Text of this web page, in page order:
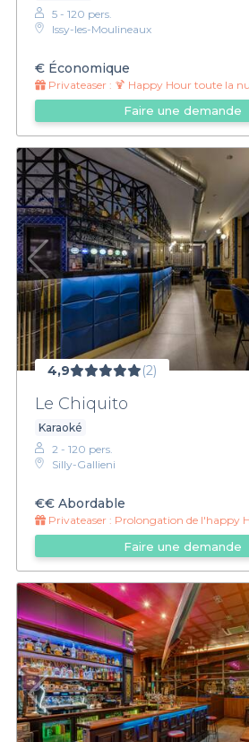
5 - 120 pers.
Issy-les-Moulineaux
€ Économique
Privateaser : 🍹 Happy Hour toute la
Faire une demande
4,9 (2)
Le Chiquito
Karaoké
2 - 120 pers.
Silly-Gallieni
€€ Abordable
Privateaser : Prolongation de l'happy
Faire une demande